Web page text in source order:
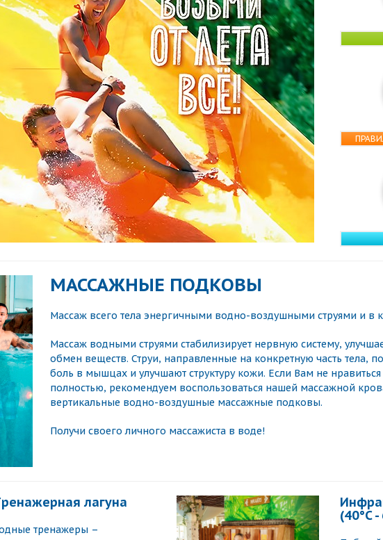
МАССАЖНЫЕ ПОДКОВЫ
Массаж всего тела энергичными водно-воздушными струями и в
Массаж водными струями стабилизирует нервную систему,
обмен веществ. Струи, направленные на конкретную часть тела,
боль в мышцах и улучшают структуру кожи. Если Вам не
полностью, рекомендуем воспользоваться нашей массажной
вертикальные водно-воздушные массажные подковы.
Получи своего личного массажиста в воде!
лагуна
тренажеры –
(40°C -